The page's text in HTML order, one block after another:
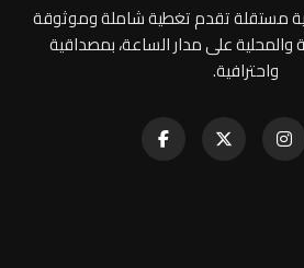
مستقلة تقدم تغطية شاملة وموثوقة
والمحلية على مدار الساعة، بمصداقية
واحترافية.